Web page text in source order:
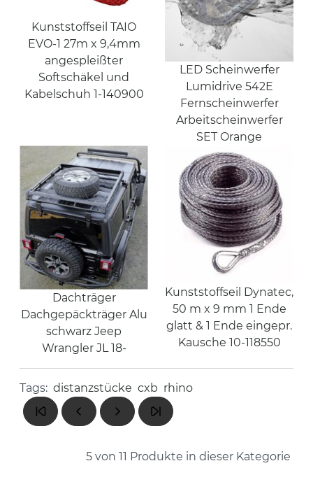
Kunststoffseil TAIO
EVO-1 27m x 9,4mm
angespleißter
Softschäkel und
Kabelschuh 1-140900
LED Scheinwerfer
Lumidrive 542E
Fernscheinwerfer
Arbeitscheinwerfer
SET Orange
Dachträger
Dachgepäckträger Alu
schwarz Jeep
Wrangler JL 18-
Kunststoffseil Dynatec,
50 m x 9 mm 1 Ende
glatt & 1 Ende eingepr.
Kausche 10-118550
Tags: distanzstücke cxb rhino
5 von 11 Produkte in dieser Kategorie